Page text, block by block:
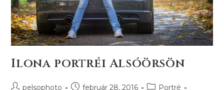
Ilona portréi Alsóörsön
pelsophoto február 28, 2016
Portré